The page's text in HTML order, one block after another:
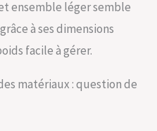
promet confort et
style pour vos
moments de
détente en plein
DURABLE ET
LÉGÈRE: Conçu
ensemble léger semble
à ses dimensions
facile à gérer.
matériaux : question de